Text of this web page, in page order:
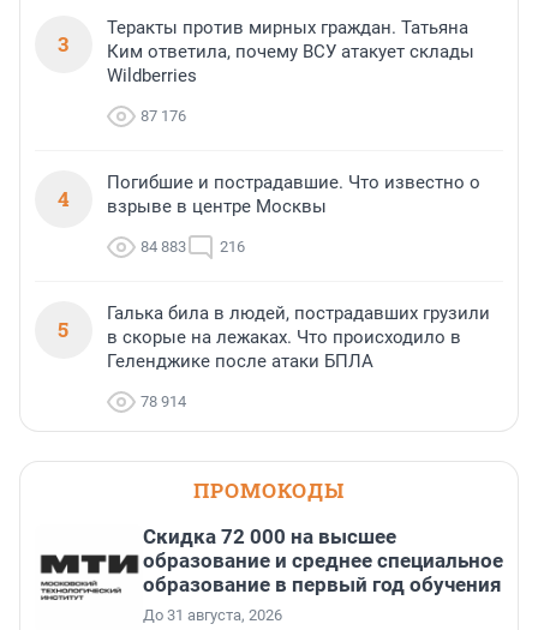
3
Теракты против мирных граждан. Татьяна
Ким ответила, почему ВСУ атакует склады
Wildberries
87 176
4
Погибшие и пострадавшие. Что известно о
взрыве в центре Москвы
84 883 216
5
Галька била в людей, пострадавших грузили
в скорые на лежаках. Что происходило в
Геленджике после атаки БПЛА
78 914
ПРОМОКОДЫ
Скидка 72 000 на высшее
образование и среднее специальное
образование в первый год обучения
До 31 августа, 2026